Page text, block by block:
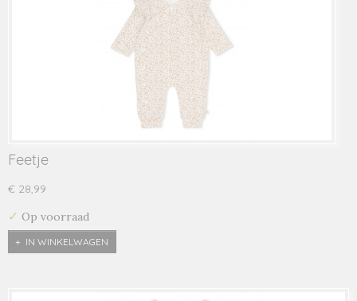
Feetje
€ 28,99
✓ Op voorraad
IN WINKELWAGEN